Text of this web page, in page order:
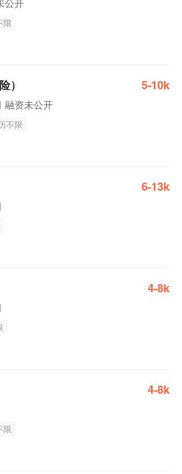
公开
限
） 5-10k
融资未公开
不限
6-13k
4-8k
4-8k
限